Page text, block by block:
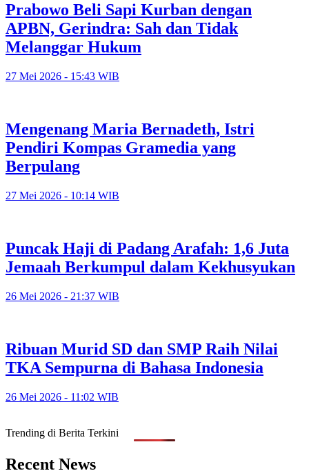
Prabowo Beli Sapi Kurban dengan
APBN, Gerindra: Sah dan Tidak
Melanggar Hukum
27 Mei 2026 - 15:43 WIB
Mengenang Maria Bernadeth, Istri
Pendiri Kompas Gramedia yang
Berpulang
27 Mei 2026 - 10:14 WIB
Puncak Haji di Padang Arafah: 1,6 Juta
Jemaah Berkumpul dalam Kekhusyukan
26 Mei 2026 - 21:37 WIB
Ribuan Murid SD dan SMP Raih Nilai
TKA Sempurna di Bahasa Indonesia
26 Mei 2026 - 11:02 WIB
Trending di Berita Terkini
Recent News